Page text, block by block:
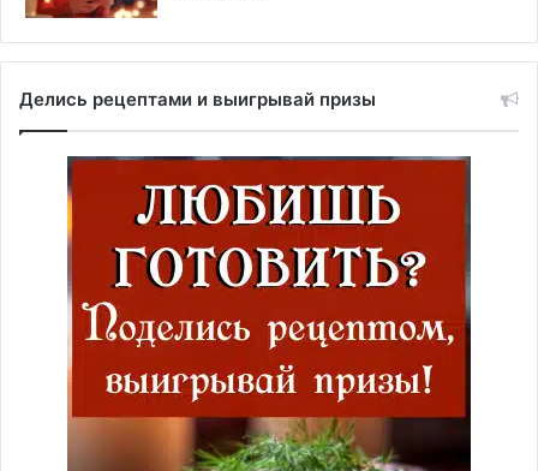
Делись рецептами и выигрывай призы